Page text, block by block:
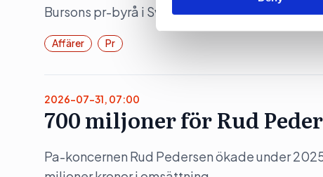
Bursons pr-byrå i Sverige ökade både
Affärer Pr
2026-07-31, 07:00
700 miljoner för Rud
Pa-koncernen Rud Pedersen ökade under